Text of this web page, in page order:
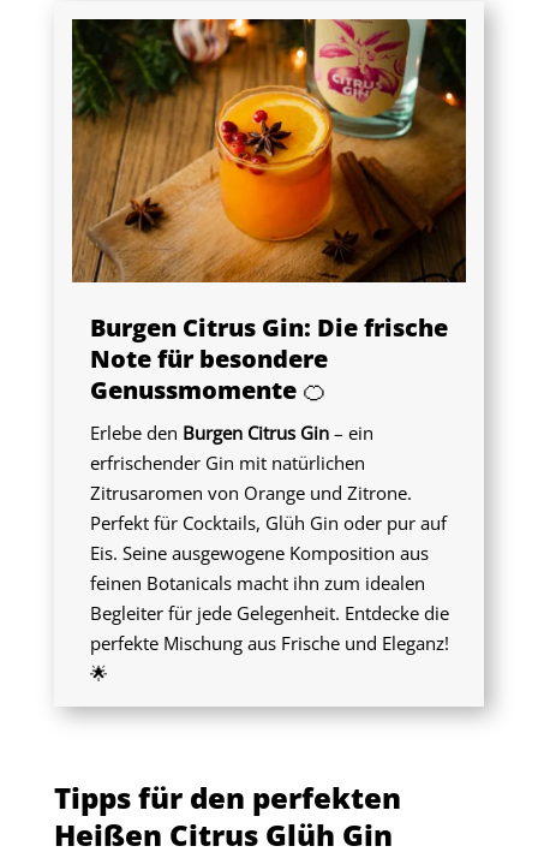
Burgen Citrus Gin: Die frische
Note für besondere
Genussmomente 🍊
Erlebe den Burgen Citrus Gin– ein
erfrischender Gin mit natürlichen
Zitrusaromen von Orange und Zitrone.
Perfekt für Cocktails, Glüh Gin oder pur auf
Eis. Seine ausgewogene Komposition aus
feinen Botanicals macht ihn zum idealen
Begleiter für jede Gelegenheit. Entdecke die
perfekte Mischung aus Frische und Eleganz!
🌟
Tipps für den perfekten
Heißen Citrus Glüh Gin